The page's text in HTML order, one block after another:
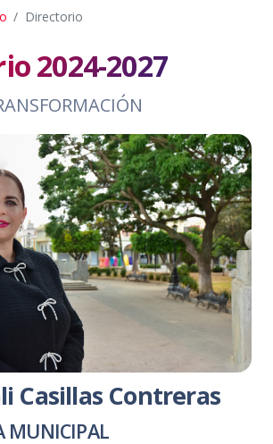
Directorio
2024-2027
Casillas Contreras
MUNICIPAL